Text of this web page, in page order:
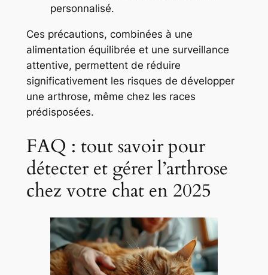
personnalisé.
Ces précautions, combinées à une
alimentation équilibrée et une surveillance
attentive, permettent de réduire
significativement les risques de développer
une arthrose, même chez les races
prédisposées.
FAQ : tout savoir pour
détecter et gérer l’arthrose
chez votre chat en 2025